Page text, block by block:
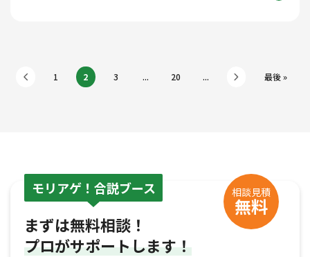
1 2 3 ... 20 ... 最後 »
モリアゲ！合説ブース 相談見積
無料
まずは無料相談！
プロがサポートします！